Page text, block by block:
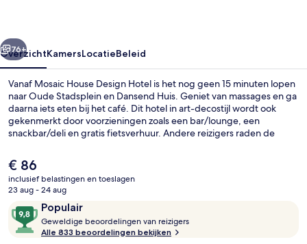
Volgende
76+
OverzichtKamersLocatieBeleid
Vanaf Mosaic House Design Hotel is het nog geen 15 minuten lopen
naar Oude Stadsplein en Dansend Huis. Geniet van massages en ga
daarna iets eten bij het café. Dit hotel in art-decostijl wordt ook
gekenmerkt door voorzieningen zoals een bar/lounge, een
snackbar/deli en gratis fietsverhuur. Andere reizigers raden de
ontbijt. Het openbaar vervoer vind je op korte loopafstand:
Myslíkova Stop en Metrohalte Novoměstská radnice liggen vlakbij.
De
huidige
prijs
€ 86
€ 86
inclusief belastingen en toeslagen
23 aug - 24 aug
Beoordelingen
Populair
9,8
van
10,
Geweldige beoordelingen van reizigers
Alle 833 beoordelingen bekijken